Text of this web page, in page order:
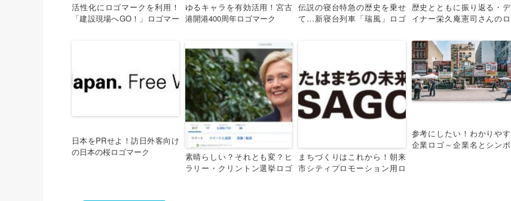
活性化にロゴマークを利用！
「建設現場へGO！」ロゴマー
ゆるキャラを有効活用！宮古
港開港400周年ロゴマーク
伝説の寝台特急の歴史を乗せ
て…新寝台列車「瑞風」ロゴ
歴史とともに振り返る・
イナー栄久庵憲司さんの
日本をPRせよ！訪日外客向け
の日本の桜ロゴマーク
素晴らしい？それとも変？ヒ
ラリー・クリントン選挙ロゴ
まちづくりはこれから！朝来
市シティプロモーション用ロ
参考にしたい！わかりや
企業ロゴ～企業名とシン